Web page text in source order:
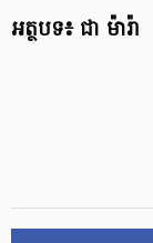
អត្ថបទ៖ ជា ម៉ារ៉ា